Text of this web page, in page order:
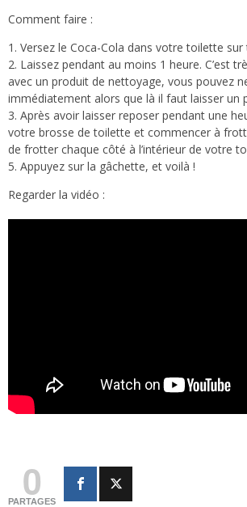
Comment faire :
1. Versez le Coca-Cola dans votre toilette
2. Laissez pendant au moins 1 heure. C’est
avec un produit de nettoyage, vous pouvez
immédiatement alors que là il faut laisser un
3. Après avoir laisser reposer pendant une
votre brosse de toilette et commencer à
de frotter chaque côté à l’intérieur de votre
5. Appuyez sur la gâchette, et voilà !
Regarder la vidéo :
0
PARTAGES